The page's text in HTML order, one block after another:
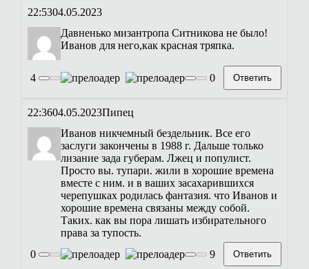
22:5304.05.2023
Давненько мизантропа Ситникова не было!
Иванов для него,как красная тряпка.
4 0 Ответить
22:3604.05.2023Пипец
Иванов никчемный бездельник. Все его
заслуги закончены в 1988 г. Дальше только
лизание зада губерам. Лжец и популист.
Просто вы. тупари. жили в хорошие времена
вместе с ним. и в ваших засахарившихся
черепушках родилась фантазия. что Иванов и
хорошие времена связаны между собой.
Таких. как вы пора лишать избирательного
права за тупость.
0
9 Ответить